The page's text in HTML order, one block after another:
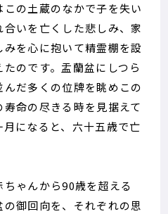
の土蔵のなかで子を失い
いを亡くした悲しみ、家
を心に抱いて精霊棚を設
のです。盂蘭盆にしつら
だ多くの位牌を眺めこの
命の尽きる時を見据えて
になると、六十五歳で亡
ゃんから90歳を超える
御回向を、それぞれの思